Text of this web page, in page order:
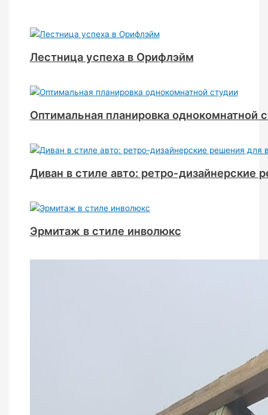
Лестница успеха в Орифлэйм
Оптимальная планировка однокомнатной
Диван в стиле авто: ретро-дизайнерские
Эрмитаж в стиле инволюкс